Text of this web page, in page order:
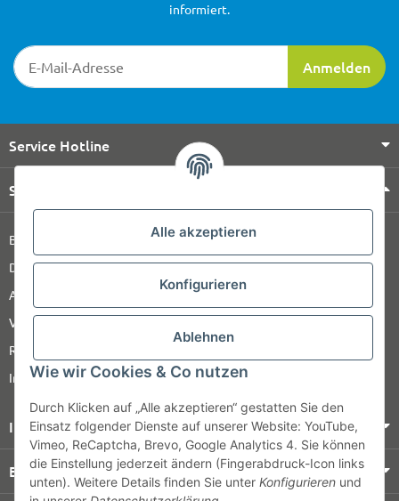
Alle akzeptieren
Konfigurieren
Ablehnen
Wie wir Cookies & Co nutzen
Durch Klicken auf „Alle akzeptieren“ gestatten Sie den
Einsatz folgender Dienste auf unserer Website: YouTube,
Vimeo, ReCaptcha, Brevo, Google Analytics 4. Sie können
die Einstellung jederzeit ändern (Fingerabdruck-Icon links
unten). Weitere Details finden Sie unter Konfigurieren und
Newsletter-Registrierung
Anmelden
informiert.
Service Hotline
Shop Service
Barrierefreiheitserklärung
Datenschutz
AGB
Versandinformationen
Retour
Impressum
Informationen
Bezahlung & Versand